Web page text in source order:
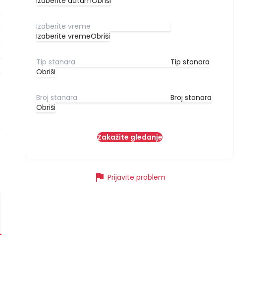
Izaberite vremeObriši
Tip stanara
Obriši
Broj stanara
Obriši
Zakažite gledanje
flag Prijavite problem